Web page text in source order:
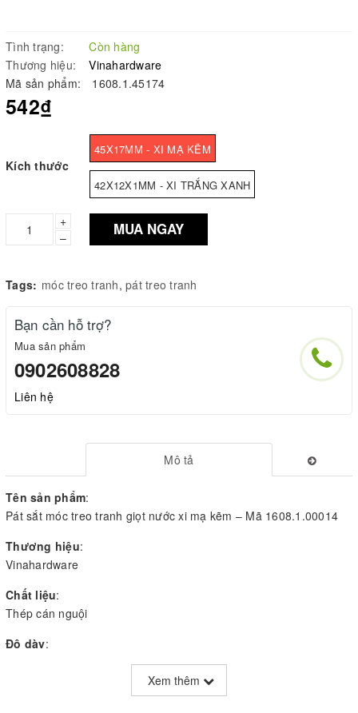
Tình trạng:
Còn hàng
Thương hiệu:
Vinahardware
Mã sản phẩm:
1608.1.45174
542₫
Kích thước
45X17MM - XI MẠ KẼM
42X12X1MM - XI TRẮNG XANH
+
–
MUA NGAY
Tags: móc treo tranh, pát treo tranh
Bạn cần hỗ trợ?
Mua sản phẩm
0902608828
Liên hệ
Mô tả
Tên sản phẩm:
Pát sắt móc treo tranh giọt nước xi mạ kẽm – Mã 1608.1.00014
Thương hiệu:
Vinahardware
Chất liệu:
Thép cán nguội
Độ dày:
Xem thêm